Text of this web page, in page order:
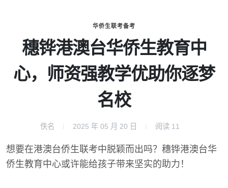
华侨生联考备考
穗铧港澳台华侨生教育中
心，师资强教学优助你逐梦
名校
佚名 2025 年 05 月 20 日 阅读 11
想要在港澳台侨生联考中脱颖而出吗？穗铧港澳台华
侨生教育中心或许能给孩子带来坚实的助力！